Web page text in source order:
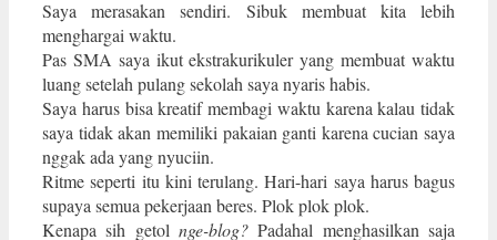
Saya merasakan sendiri. Sibuk membuat kita lebih
menghargai waktu.
Pas SMA saya ikut ekstrakurikuler yang membuat waktu
luang setelah pulang sekolah saya nyaris habis.
Saya harus bisa kreatif membagi waktu karena kalau tidak
saya tidak akan memiliki pakaian ganti karena cucian saya
nggak ada yang nyuciin.
Ritme seperti itu kini terulang. Hari-hari saya harus bagus
supaya semua pekerjaan beres. Plok plok plok.
Kenapa sih getol nge-blog? Padahal menghasilkan saja